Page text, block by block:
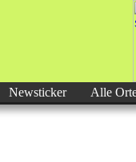
Newsticker Alle